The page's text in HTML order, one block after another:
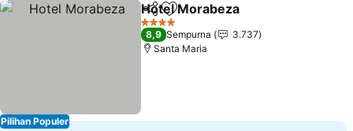
Pilihan Populer
BagikanTambahkan ke favorit
Hotel Morabeza
4 Bintang
8,9 Sempurna
3.737
Santa Maria